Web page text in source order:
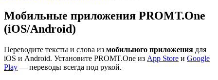
Мобильные приложения PROMT.One
(iOS/Android)
Переводите тексты и слова из мобильного приложения для
iOS и Android. Установите PROMT.One из App Store и Google
Play — переводы всегда под рукой.